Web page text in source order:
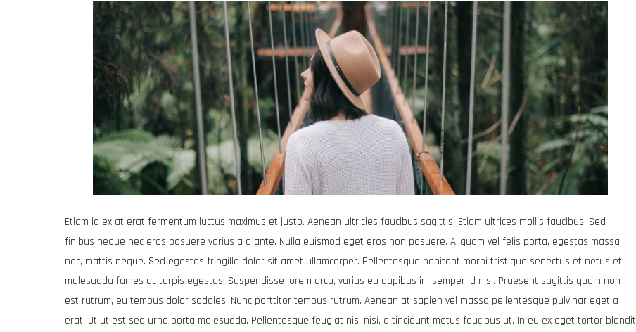
Etiam id ex at erat fermentum luctus maximus et justo. Aenean ultricies faucibus sagittis. Etiam ultrices mollis faucibus. Sed
finibus neque nec eros posuere varius a a ante. Nulla euismod eget eros non posuere. Aliquam vel felis porta, egestas massa
nec, mattis neque. Sed egestas fringilla dolor sit amet ullamcorper. Pellentesque habitant morbi tristique senectus et netus et
malesuada fames ac turpis egestas. Suspendisse lorem arcu, varius eu dapibus in, semper id nisl. Praesent sagittis quam non
est rutrum, eu tempus dolor sodales. Nunc porttitor tempus rutrum. Aenean at sapien vel massa pellentesque pulvinar eget a
erat. Ut ut est sed urna porta malesuada. Pellentesque feugiat nisl nisi, a tincidunt metus faucibus ut. In eu ex eget tortor blandit